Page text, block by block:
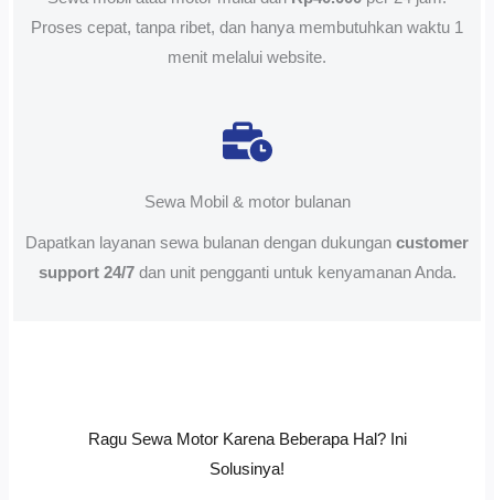
Proses cepat, tanpa ribet, dan hanya membutuhkan waktu 1
menit melalui website.
Sewa Mobil & motor bulanan
Dapatkan layanan sewa bulanan dengan dukungan customer
support 24/7dan unit pengganti untuk kenyamanan Anda.
Ragu Sewa Motor Karena Beberapa Hal? Ini
Solusinya!